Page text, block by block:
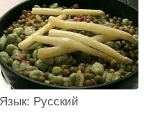
Язык: Русский